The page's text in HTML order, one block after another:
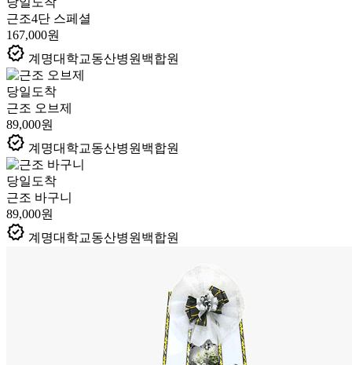
근조4단 스페셜
167,000원
verified 계명대학교동산병원백합원
당일도착
근조 오브제
89,000원
verified 계명대학교동산병원백합원
당일도착
근조 바구니
89,000원
verified 계명대학교동산병원백합원